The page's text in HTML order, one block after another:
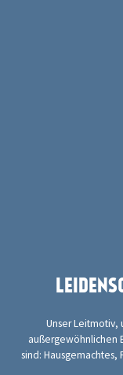
Unser Leitmotiv,
außergewöhnlichen
sind: